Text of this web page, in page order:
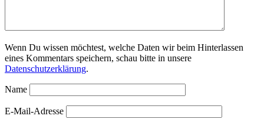
Wenn Du wissen möchtest, welche Daten wir beim Hinterlassen
eines Kommentars speichern, schau bitte in unsere
Datenschutzerklärung.
Name
E-Mail-Adresse